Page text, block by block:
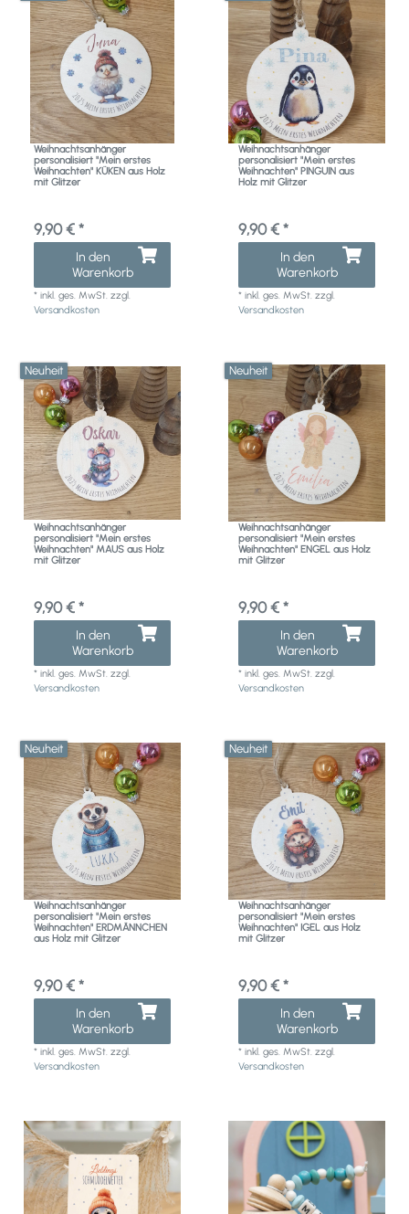
Weihnachtsanhänger
personalisiert "Mein erstes
Weihnachten" KÜKEN aus Holz
mit Glitzer
9,90 € *
In den
Warenkorb
*inkl. ges. MwSt. zzgl.
Versandkosten
Weihnachtsanhänger
personalisiert "Mein erstes
Weihnachten" PINGUIN aus
Holz mit Glitzer
9,90 € *
In den
Warenkorb
*inkl. ges. MwSt. zzgl.
Versandkosten
Neuheit
Weihnachtsanhänger
personalisiert "Mein erstes
Weihnachten" MAUS aus Holz
mit Glitzer
9,90 € *
In den
Warenkorb
*inkl. ges. MwSt. zzgl.
Versandkosten
Neuheit
Weihnachtsanhänger
personalisiert "Mein erstes
Weihnachten" ENGEL aus Holz
mit Glitzer
9,90 € *
In den
Warenkorb
*inkl. ges. MwSt. zzgl.
Versandkosten
Neuheit
Weihnachtsanhänger
personalisiert "Mein erstes
Weihnachten" ERDMÄNNCHEN
aus Holz mit Glitzer
9,90 € *
In den
Warenkorb
*inkl. ges. MwSt. zzgl.
Versandkosten
Neuheit
Weihnachtsanhänger
personalisiert "Mein erstes
Weihnachten" IGEL aus Holz
mit Glitzer
9,90 € *
In den
Warenkorb
*inkl. ges. MwSt. zzgl.
Versandkosten